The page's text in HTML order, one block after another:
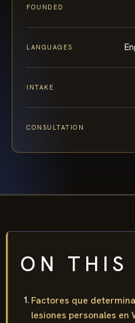
FOUNDED
LANGUAGES
INTAKE
CONSULTATION
ON THIS
Factores que
lesiones personales en